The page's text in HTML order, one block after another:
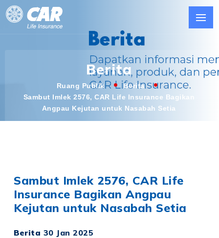
Berita
Ruang Publik
Berita
Sambut Imlek 2576, CAR Life Insurance Bagikan
Angpau Kejutan untuk Nasabah Setia
Sambut Imlek 2576, CAR Life
Insurance Bagikan Angpau
Kejutan untuk Nasabah Setia
Berita 30 Jan 2025